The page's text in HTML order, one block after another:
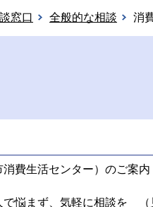
窓口 全般的な相談 消
費生活センター）のご案内
悩まず、気軽に相談を （